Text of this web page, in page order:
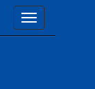
Toggle